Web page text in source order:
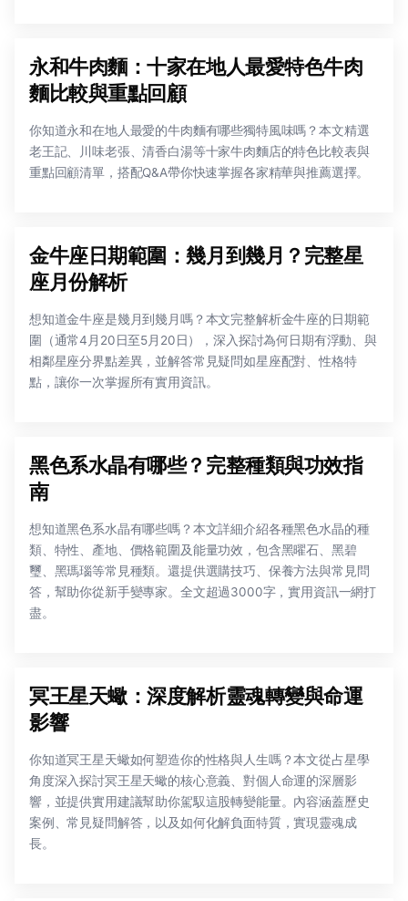
永和牛肉麵：十家在地人最愛特色牛肉
麵比較與重點回顧
你知道永和在地人最愛的牛肉麵有哪些獨特風味嗎？本文精選
老王記、川味老張、清香白湯等十家牛肉麵店的特色比較表與
重點回顧清單，搭配Q&A帶你快速掌握各家精華與推薦選擇。
金牛座日期範圍：幾月到幾月？完整星
座月份解析
想知道金牛座是幾月到幾月嗎？本文完整解析金牛座的日期範
圍（通常4月20日至5月20日），深入探討為何日期有浮動、與
相鄰星座分界點差異，並解答常見疑問如星座配對、性格特
點，讓你一次掌握所有實用資訊。
黑色系水晶有哪些？完整種類與功效指
南
想知道黑色系水晶有哪些嗎？本文詳細介紹各種黑色水晶的種
類、特性、產地、價格範圍及能量功效，包含黑曜石、黑碧
璽、黑瑪瑙等常見種類。還提供選購技巧、保養方法與常見問
答，幫助你從新手變專家。全文超過3000字，實用資訊一網打
盡。
冥王星天蠍：深度解析靈魂轉變與命運
影響
你知道冥王星天蠍如何塑造你的性格與人生嗎？本文從占星學
角度深入探討冥王星天蠍的核心意義、對個人命運的深層影
響，並提供實用建議幫助你駕馭這股轉變能量。內容涵蓋歷史
案例、常見疑問解答，以及如何化解負面特質，實現靈魂成
長。